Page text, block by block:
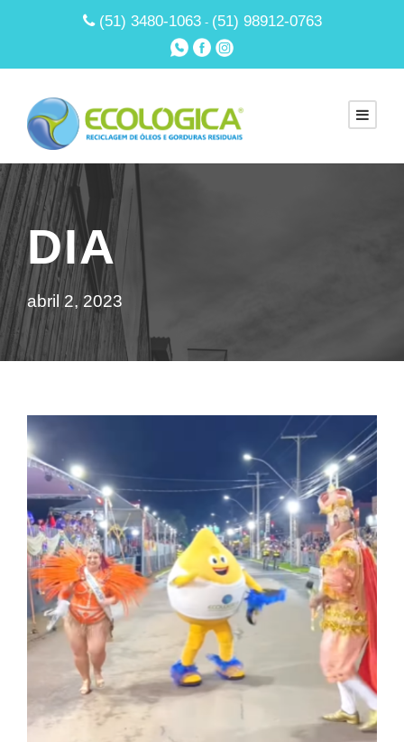
(51) 3480-1063- (51) 98912-0763
DIA
abril 2, 2023